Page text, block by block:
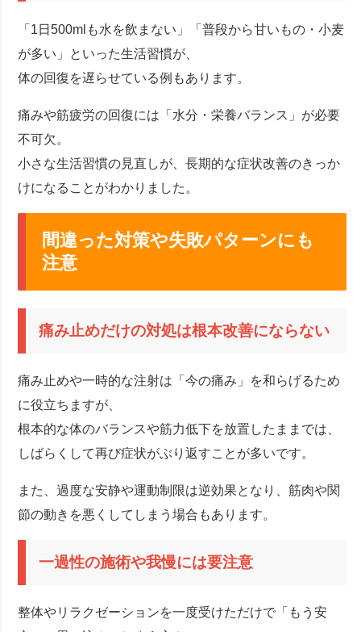
「1日500mlも水を飲まない」「普段から甘いもの・小麦
が多い」といった生活習慣が、
体の回復を遅らせている例もあります。
痛みや筋疲労の回復には「水分・栄養バランス」が必要
不可欠。
小さな生活習慣の見直しが、長期的な症状改善のきっか
けになることがわかりました。
間違った対策や失敗パターンにも
注意
痛み止めだけの対処は根本改善にならない
痛み止めや一時的な注射は「今の痛み」を和らげるため
に役立ちますが、
根本的な体のバランスや筋力低下を放置したままでは、
しばらくして再び症状がぶり返すことが多いです。
また、過度な安静や運動制限は逆効果となり、筋肉や関
節の動きを悪くしてしまう場合もあります。
一過性の施術や我慢には要注意
整体やリラクゼーションを一度受けただけで「もう安